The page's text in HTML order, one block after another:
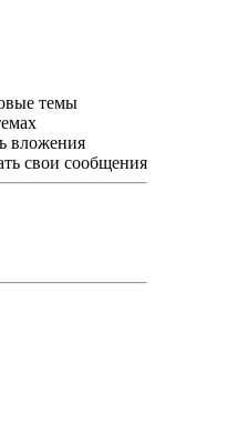
темы
вложения
свои сообщения